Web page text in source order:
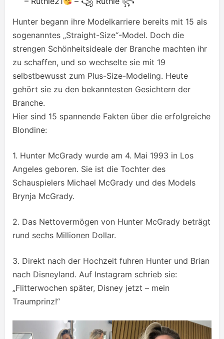
Hunter begann ihre Modelkarriere bereits mit 15 als
sogenanntes „Straight-Size“-Model. Doch die
strengen Schönheitsideale der Branche machten ihr
zu schaffen, und so wechselte sie mit 19
selbstbewusst zum Plus-Size-Modeling. Heute
gehört sie zu den bekanntesten Gesichtern der
Branche.
Hier sind 15 spannende Fakten über die erfolgreiche
Blondine:
1. Hunter McGrady wurde am 4. Mai 1993 in Los
Angeles geboren. Sie ist die Tochter des
Schauspielers Michael McGrady und des Models
Brynja McGrady.
2. Das Nettovermögen von Hunter McGrady beträgt
rund sechs Millionen Dollar.
3. Direkt nach der Hochzeit fuhren Hunter und Brian
nach Disneyland. Auf Instagram schrieb sie:
„Flitterwochen später, Disney jetzt – mein
Traumprinz!“